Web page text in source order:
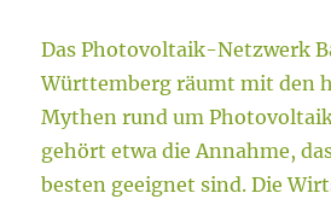
Das Photovoltaik-Netzwerk
Württemberg räumt mit den
Mythen rund um
gehört etwa die Annahme,
besten geeignet sind. Die